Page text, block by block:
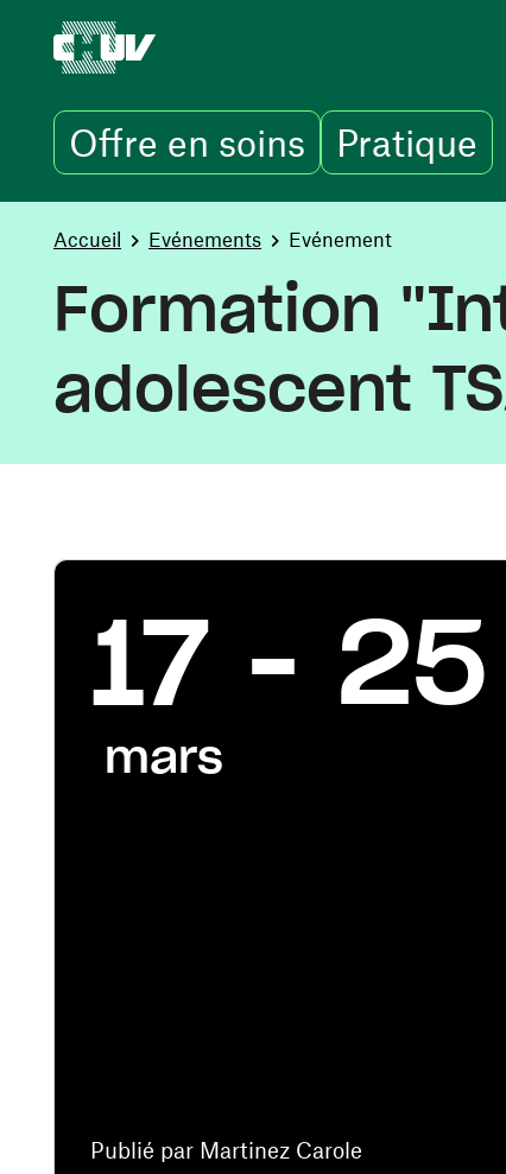
Offre en soins Pratique
You are here:
Accueil Evénements Evénement
Formation
adolescent
Publié par Martinez Carole
17 - 25
mars